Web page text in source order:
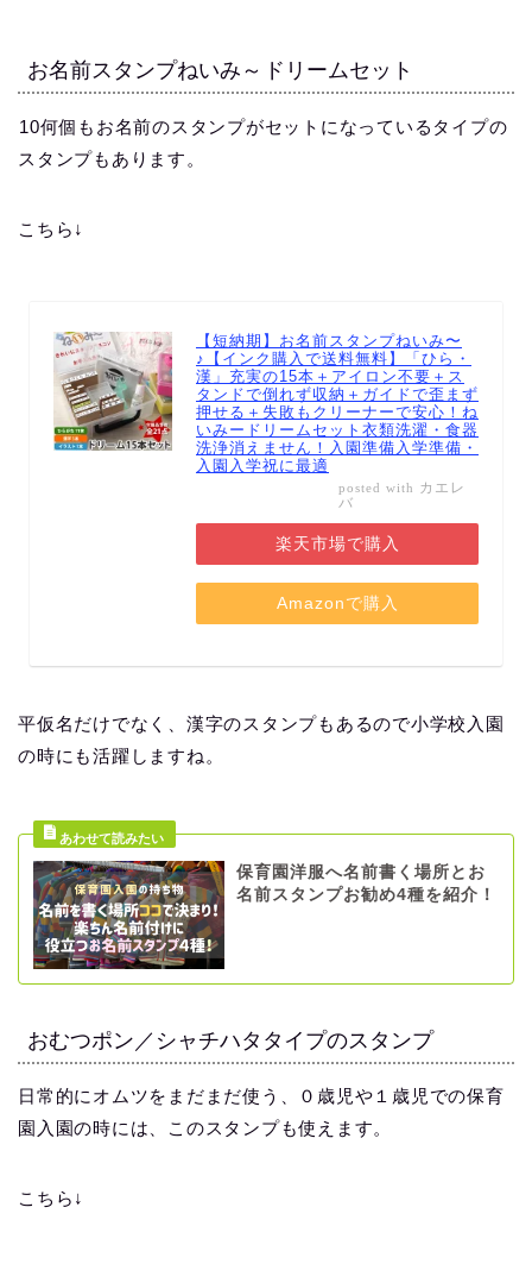
お名前スタンプねいみ～ ドリームセット
10何個もお名前のスタンプがセットになっているタイプの
スタンプもあります。
こちら↓
【短納期】お名前スタンプねいみ〜
♪【インク購入で送料無料】「ひら・
漢」充実の15本＋アイロン不要＋ス
タンドで倒れず収納＋ガイドで歪まず
押せる＋失敗もクリーナーで安心！ね
いみードリームセット衣類洗濯・食器
洗浄消えません！入園準備入学準備・
入園入学祝に最適
posted with カエレ
バ
楽天市場で購入
Amazonで購入
平仮名だけでなく、漢字のスタンプもあるので小学校入園
の時にも活躍しますね。
保育園洋服へ名前書く場所とお
名前スタンプお勧め4種を紹介！
おむつポン／シャチハタタイプのスタンプ
日常的にオムツをまだまだ使う、０歳児や１歳児での保育
園入園の時には、このスタンプも使えます。
こちら↓